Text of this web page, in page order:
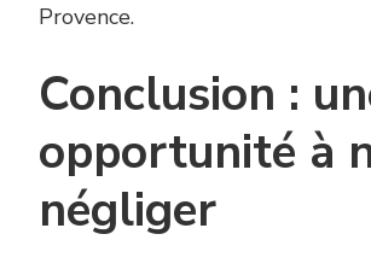
Provence.
Conclusion :
opportunité à
négliger